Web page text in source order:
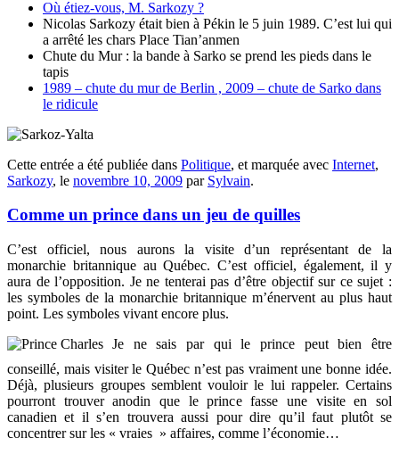
Où étiez-vous, M. Sarkozy ?
Nicolas Sarkozy était bien à Pékin le 5 juin 1989. C’est lui qui
a arrêté les chars Place Tian’anmen
Chute du Mur : la bande à Sarko se prend les pieds dans le
tapis
1989 – chute du mur de Berlin , 2009 – chute de Sarko dans
le ridicule
Cette entrée a été publiée dans Politique, et marquée avec Internet,
Sarkozy, le novembre 10, 2009 par Sylvain.
Comme un prince dans un jeu de quilles
C’est officiel, nous aurons la visite d’un représentant de la
monarchie britannique au Québec. C’est officiel, également, il y
aura de l’opposition. Je ne tenterai pas d’être objectif sur ce sujet :
les symboles de la monarchie britannique m’énervent au plus haut
point. Les symboles vivant encore plus.
Je ne sais par qui le prince peut bien être
conseillé, mais visiter le Québec n’est pas vraiment une bonne idée.
Déjà, plusieurs groupes semblent vouloir le lui rappeler. Certains
pourront trouver anodin que le prince fasse une visite en sol
canadien et il s’en trouvera aussi pour dire qu’il faut plutôt se
concentrer sur les « vraies » affaires, comme l’économie…